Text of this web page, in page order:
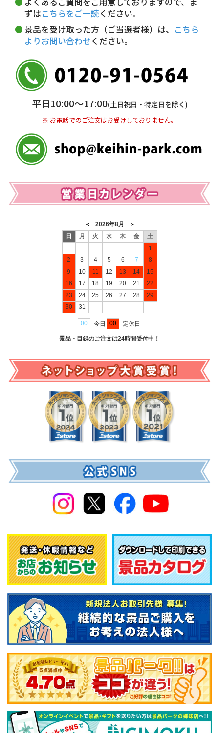
5,000円未満…330円(税込)
銀行振込(前払い)
普通 7263489
＜口座名＞ カ）ディースタイル
※ 振込み手数料お客様ご負担。
ずはこちらをご一読ください。
景品を受け取った方（ご当選者様）は、 こちら
よりお問い合わせください。
平日10:00〜17:00(土日祝日・特定日を除く)
※ お電話でのご注文はお受けしておりません。